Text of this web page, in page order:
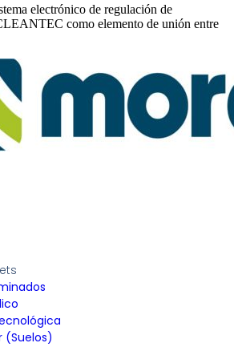
electrónico de regulación de
como elemento de unión entre
(Suelos)